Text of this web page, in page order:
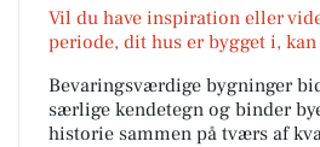
Vil du have inspiration eller
periode, dit hus er bygget i,
Bevaringsværdige bygninger
særlige kendetegn og binder
historie sammen på tværs af